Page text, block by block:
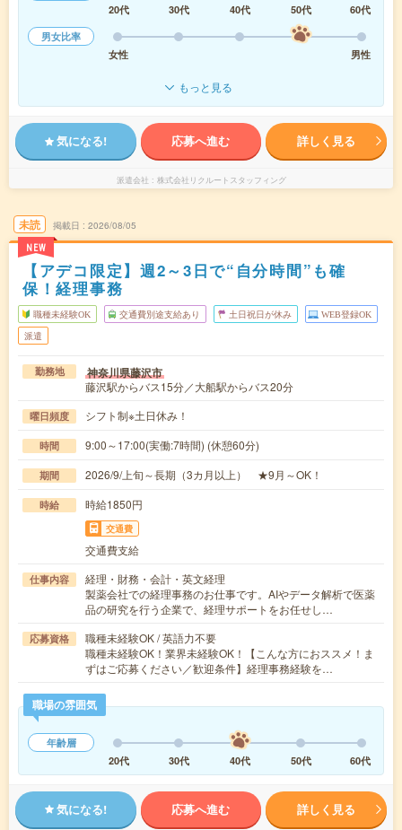
20代
30代 40代 50代
60代
男女比率
女性
男性
もっと見る
気になる! 応募へ進む 詳しく見る
派遣会社 株式会社リクルートスタッフィング
未読
NEW
掲載日 2026/08/05
【アデコ限定】週2～3日で“自分時間”も確
保！経理事務
職種未経験OK 交通費別途支給あり 土日祝日が休み WEB登録OK
派遣
勤務地 神奈川県藤沢市
藤沢駅からバス15分／大船駅からバス20分
曜日頻度 シフト制※土日休み！
時間 9:00～17:00(実働:7時間) (休憩60分)
期間 2026/9/上旬～長期（3カ月以上） ★9月～OK！
時給 時給1850円
交通費
交通費支給
仕事内容
経理・財務・会計・英文経理
製薬会社での経理事務のお仕事です。AIやデータ解析で医薬
品の研究を行う企業で、経理サポートをお任せし…
応募資格
職種未経験OK / 英語力不要
職種未経験OK！業界未経験OK！【こんな方におススメ！ま
ずはご応募ください／歓迎条件】経理事務経験を…
職場の雰囲気
年齢層
20代
30代 40代 50代 60代
気になる! 応募へ進む 詳しく見る